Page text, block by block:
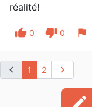
réalité!
thumb_up 0 thumb_down 0 flag
chevron_left 1 2 chevron_right
edit